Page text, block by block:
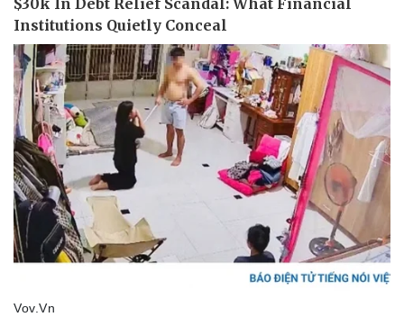
Thể thao
Bóng đá
Lịch thi đấu bóng đá
Thế giới thể thao
Hậu trường
Ô tô - Xe máy
Xe máy
Tư vấn